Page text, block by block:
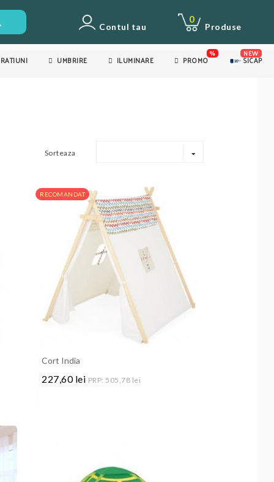
Contul tau Produse
0
UMBRIRE ILUMINARE PROMO
%
SICAP
NEW
Sorteaza
RECOMANDAT
Cort India
227,60 lei PRP: 505,78 lei